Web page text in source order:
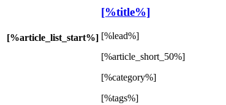
[%article_list_start%]
[%title%]
[%lead%]
[%article_short_50%]
[%category%]
[%tags%]